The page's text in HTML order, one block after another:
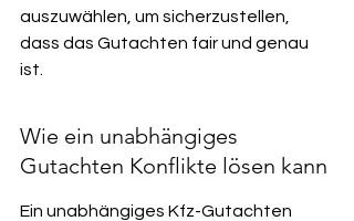
auszuwählen, um sicherzustellen,
dass das Gutachten fair und genau
ist.
Wie ein unabhängiges
Gutachten Konflikte lösen kann
Ein unabhängiges Kfz-Gutachten